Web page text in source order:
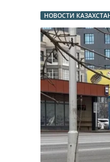
НОВОСТИ